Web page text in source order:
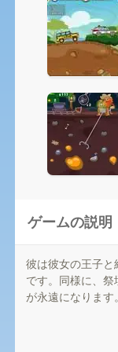
ゲームの説明
彼は彼女の王子
です。同様に、
が永遠になります。